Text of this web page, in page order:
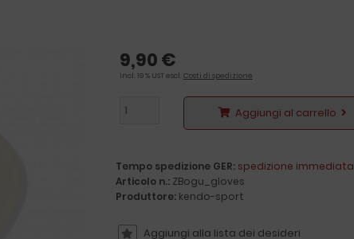
9,90 €
incl. 19 % UST escl. Costi di spedizione
Aggiungi al carrello
Tempo spedizione GER: spedizione immediata
Articolo n.: ZBogu_gloves
Produttore: kendo-sport